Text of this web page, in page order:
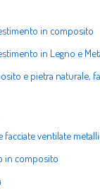
in composito
in Legno e
e pietra naturale,
facciate ventilate
in composito